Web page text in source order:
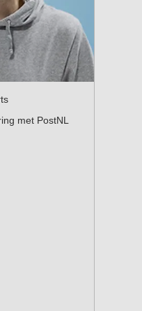
met PostNL